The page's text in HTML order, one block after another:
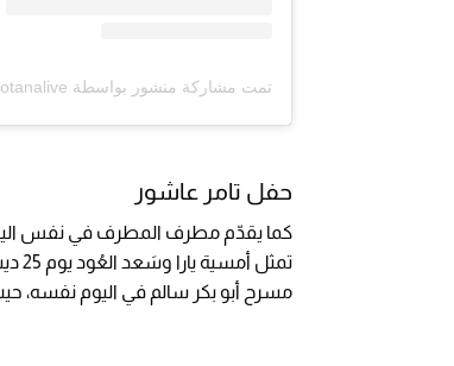
تمت مشاركة منشور بواسطة ‏‎Rotanalive‎‏ (@‏‎rotanalive‎‏)
حفل تامر عاشور
كما يقدّم مطرف المطرف في نفس اليوم
مسرح أبو بكر سالم في اليوم نفسه،